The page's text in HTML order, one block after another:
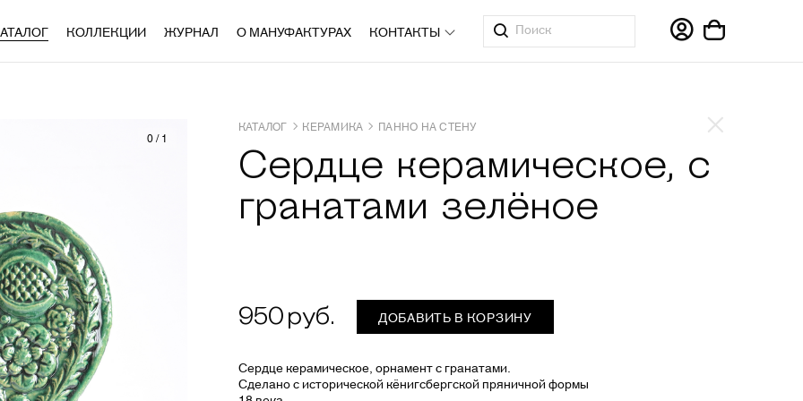
КОЛЛЕКЦИИ ЖУРНАЛ О МАНУФАКТУРАХ КОНТАКТЫ
0/ 1
КАТАЛОГ КЕРАМИКА ПАННО НА СТЕНУ
Сердце керамическое, с
гранатами зелёное
950 ДОБАВИТЬ В КОРЗИНУ
Сердце керамическое, орнамент с гранатами.
Сделано с исторической кёнигсбергской пряничной формы